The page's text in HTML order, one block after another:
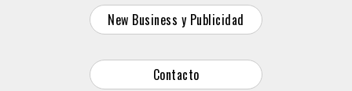
New Business y Publicidad
Contacto